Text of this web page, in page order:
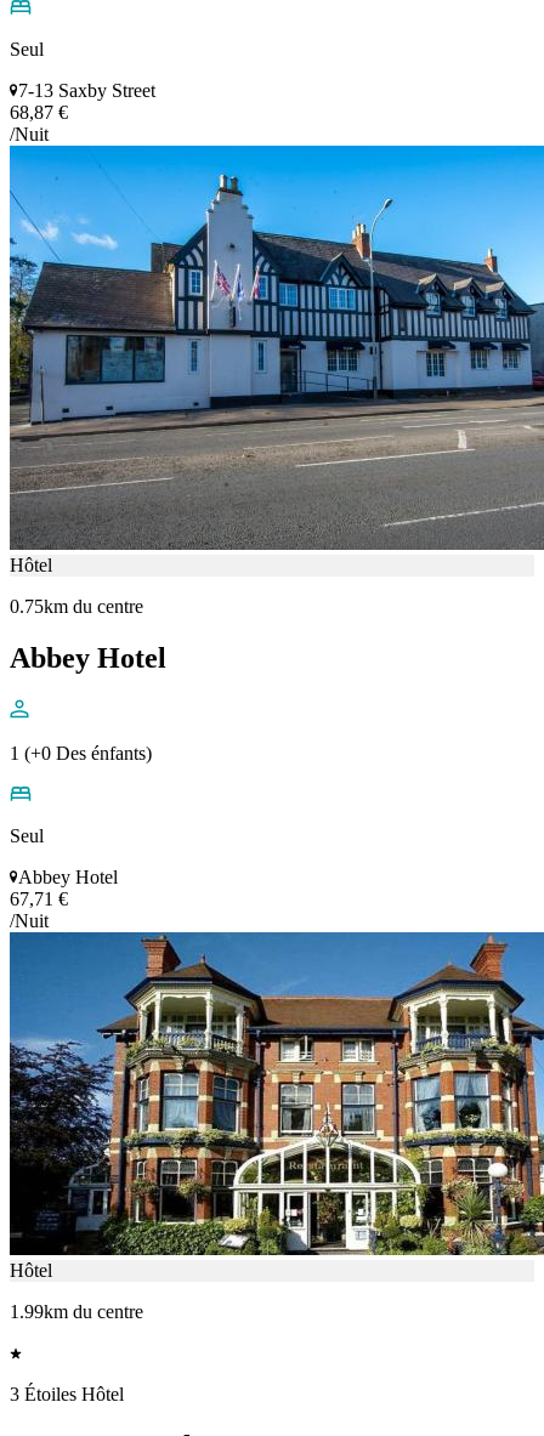
Seul
7-13 Saxby Street
68,87 €
/Nuit
Hôtel
0.75km du centre
Abbey Hotel
1 (+0 Des énfants)
Seul
Abbey Hotel
67,71 €
/Nuit
Hôtel
1.99km du centre
3 Étoiles Hôtel